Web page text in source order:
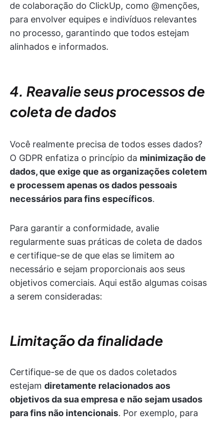
de colaboração do ClickUp, como @menções,
para envolver equipes e indivíduos relevantes
no processo, garantindo que todos estejam
alinhados e informados.
4. Reavalie seus processos de
coleta de dados
Você realmente precisa de todos esses dados?
O GDPR enfatiza o princípio da minimização de
dados, que exige que as organizações coletem
e processem apenas os dados pessoais
necessários para fins específicos.
Para garantir a conformidade, avalie
regularmente suas práticas de coleta de dados
e certifique-se de que elas se limitem ao
necessário e sejam proporcionais aos seus
objetivos comerciais. Aqui estão algumas coisas
a serem consideradas:
Limitação da finalidade
Certifique-se de que os dados coletados
estejam diretamente relacionados aos
objetivos da sua empresa e não sejam usados
para fins não intencionais. Por exemplo, para